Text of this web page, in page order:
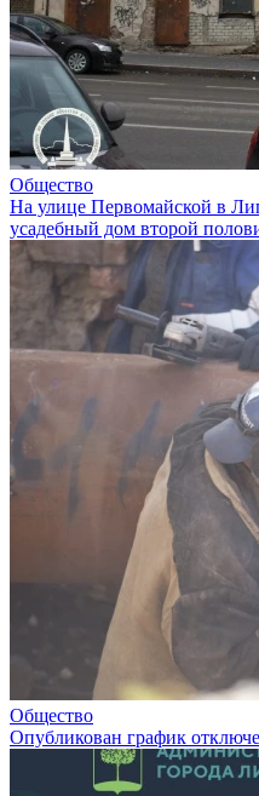
Общество
На улице Первомайской в
усадебный дом второй
Общество
Опубликован график